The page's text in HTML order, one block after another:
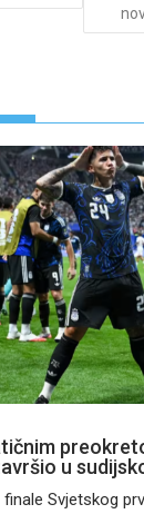
u
Svjetskog